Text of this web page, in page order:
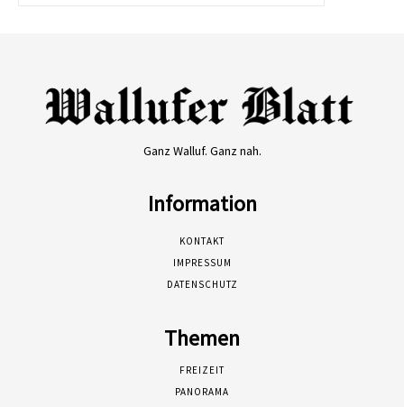
Ganz Walluf. Ganz nah.
Information
KONTAKT
IMPRESSUM
DATENSCHUTZ
Themen
FREIZEIT
PANORAMA